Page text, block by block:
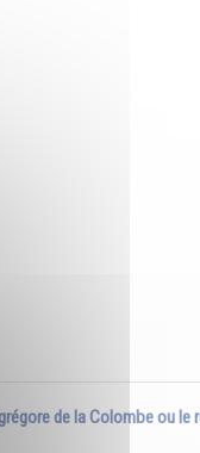
de la Colombe ou le